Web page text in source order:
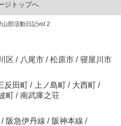
ジトップへ
山部活動日記vol.2
区 / 八尾市 / 松原市 / 寝屋川市
反田町 / 上ノ島町 / 大西町 /
町 / 南武庫之荘
/ 阪急伊丹線 / 阪神本線 /